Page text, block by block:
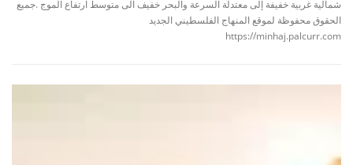
شمالية غربية خفيفة إلى معتدلة السرعة والبحر خفيف الى متوسط ارتفاع الموج .جميع
الحقوق محفوظة لموقع المنهاج الفلسطيني الجديد
https://minhaj.palcurr.com